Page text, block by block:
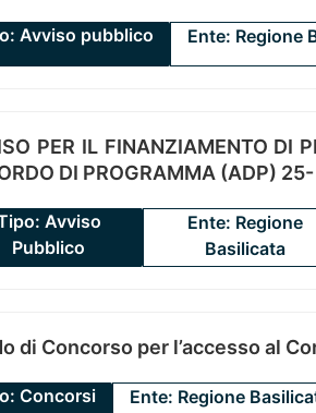
Avviso pubblico Ente: Regione
PER IL FINANZIAMENTO DI
DI PROGRAMMA (ADP)
Avviso
Pubblico
Ente: Regione
Basilicata
di Concorso per l’accesso al
Concorsi Ente: Regione